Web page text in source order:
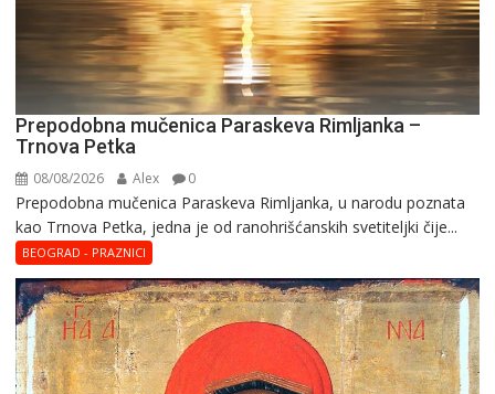
Prepodobna mučenica Paraskeva Rimljanka –
Trnova Petka
08/08/2026 Alex 0
Prepodobna mučenica Paraskeva Rimljanka, u narodu poznata
kao Trnova Petka, jedna je od ranohrišćanskih svetiteljki čije...
BEOGRAD - PRAZNICI